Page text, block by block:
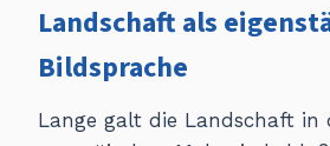
Landschaft als
Bildsprache
Lange galt die Landschaft in